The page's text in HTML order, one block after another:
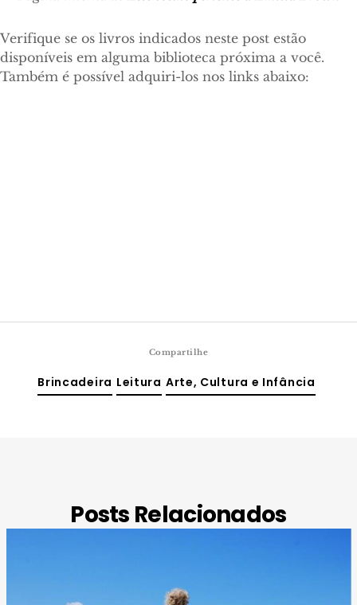
Verifique se os livros indicados neste post estão
disponíveis em alguma biblioteca próxima a você.
Também é possível adquiri-los nos links abaixo:
Compartilhe
Brincadeira Leitura Arte, Cultura e Infância
Posts Relacionados